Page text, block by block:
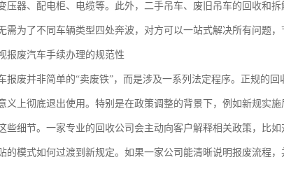
压器、配电柜、电缆等。此外，二手吊车、废旧吊车的回收和
需为了不同车辆类型四处奔波，对方可以一站式解决所有问题，
报废汽车手续办理的规范性
报废并非简单的“卖废铁”，而是涉及一系列法定程序。正规的
义上彻底退出使用。特别是在政策调整的背景下，例如新规实
些细节。一家专业的回收公司会主动向客户解释相关政策，比
的模式如何过渡到新规定。如果一家公司能清晰说明报废流程